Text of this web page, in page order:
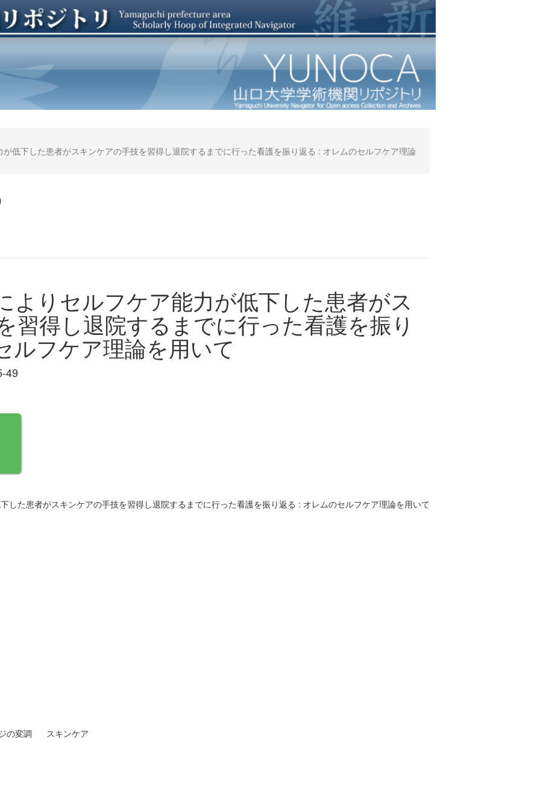
低下した患者がスキンケアの手技を習得し退院するまでに行った看護を振り返る : オレムのセルフケア理論
よりセルフケア能力が低下した患者がス
習得し退院するまでに行った看護を振り
ルフケア理論を用いて
49
した患者がスキンケアの手技を習得し退院するまでに行った看護を振り返る : オレムのセルフケア理論を用いて
の変調 スキンケア